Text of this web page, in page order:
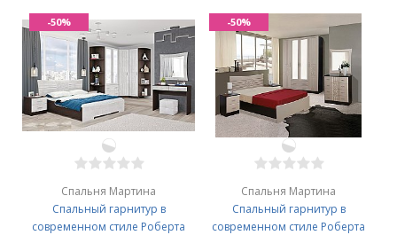
Спальня Мартина
Спальный гарнитур в
современном стиле Роберта
-50%
Спальня Мартина
Спальный гарнитур в
современном стиле Роберта
-50%